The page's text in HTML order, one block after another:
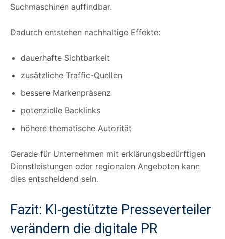
Suchmaschinen auffindbar.
Dadurch entstehen nachhaltige Effekte:
dauerhafte Sichtbarkeit
zusätzliche Traffic-Quellen
bessere Markenpräsenz
potenzielle Backlinks
höhere thematische Autorität
Gerade für Unternehmen mit erklärungsbedürftigen
Dienstleistungen oder regionalen Angeboten kann
dies entscheidend sein.
Fazit: KI-gestützte Presseverteiler
verändern die digitale PR